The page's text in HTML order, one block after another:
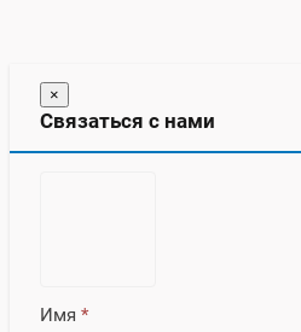
×
Связаться с нами
Имя *